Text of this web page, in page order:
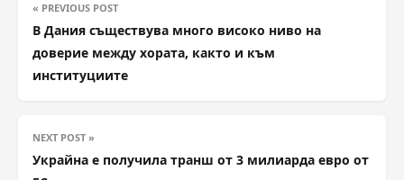
« PREVIOUS POST
В Дания съществува много високо ниво на
доверие между хората, както и към
институциите
NEXT POST »
Украйна е получила транш от 3 милиарда евро от